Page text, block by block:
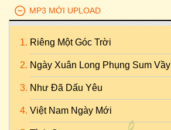
MP3 MỚI UPLOAD
Riêng Một Góc Trời
Ngày Xuân Long Phụng Sum Vầy
Như Đã Dấu Yêu
Việt Nam Ngày Mới